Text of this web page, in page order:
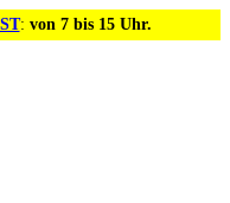
: von 7 bis 15 Uhr.